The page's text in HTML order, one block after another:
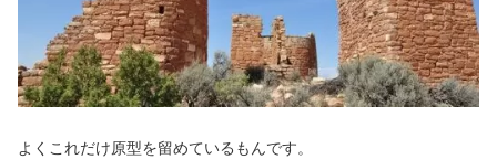
よくこれだけ原型を留めているもんです。